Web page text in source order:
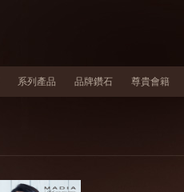
系列產品 品牌鑽石 尊貴會籍